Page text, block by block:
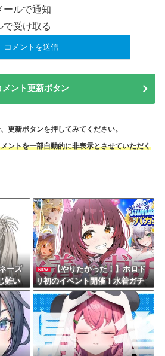
ールで通知
で受け取る
メント更新ボタン
更新ボタンを押してみてください。
ントを一部自動的に非表示とさせていただく
ーズ
難い
NEW
【やりたかった！】ホロド
リ初のイベント開催！水着ガチ
ャに挑むロボ子さんの挑戦に密
着！